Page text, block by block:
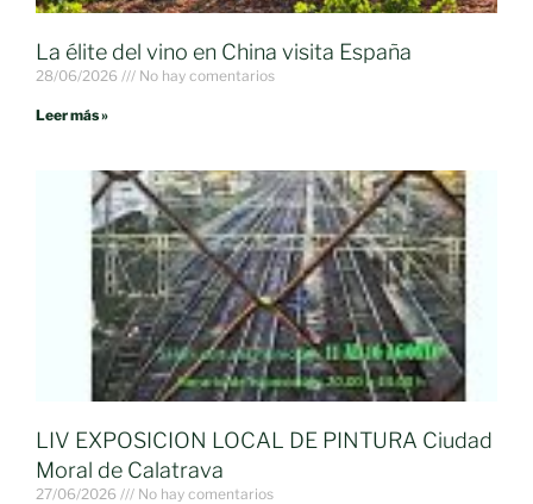
La élite del vino en China visita España
28/06/2026 No hay comentarios
Leer más »
LIV EXPOSICION LOCAL DE PINTURA Ciudad
Moral de Calatrava
27/06/2026 No hay comentarios